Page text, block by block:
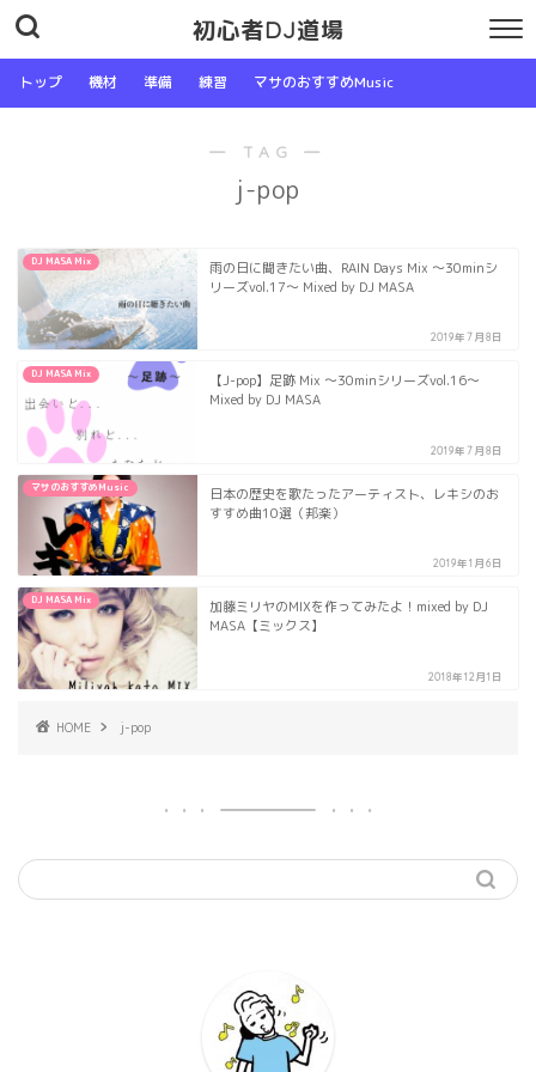
初心者DJ道場
トップ 機材 準備 練習 マサのおすすめMusic
― TAG ―
j-pop
DJ MASA Mix
雨の日に聞きたい曲、RAIN Days Mix 〜30minシ
リーズvol.17〜 Mixed by DJ MASA
2019年7月8日
DJ MASA Mix
【J-pop】足跡 Mix 〜30minシリーズvol.16〜
Mixed by DJ MASA
2019年7月8日
マサのおすすめMusic
日本の歴史を歌たったアーティスト、レキシのお
すすめ曲10選（邦楽）
2019年1月6日
DJ MASA Mix
加藤ミリヤのMIXを作ってみたよ！mixed by DJ
MASA【ミックス】
2018年12月1日
HOME j-pop